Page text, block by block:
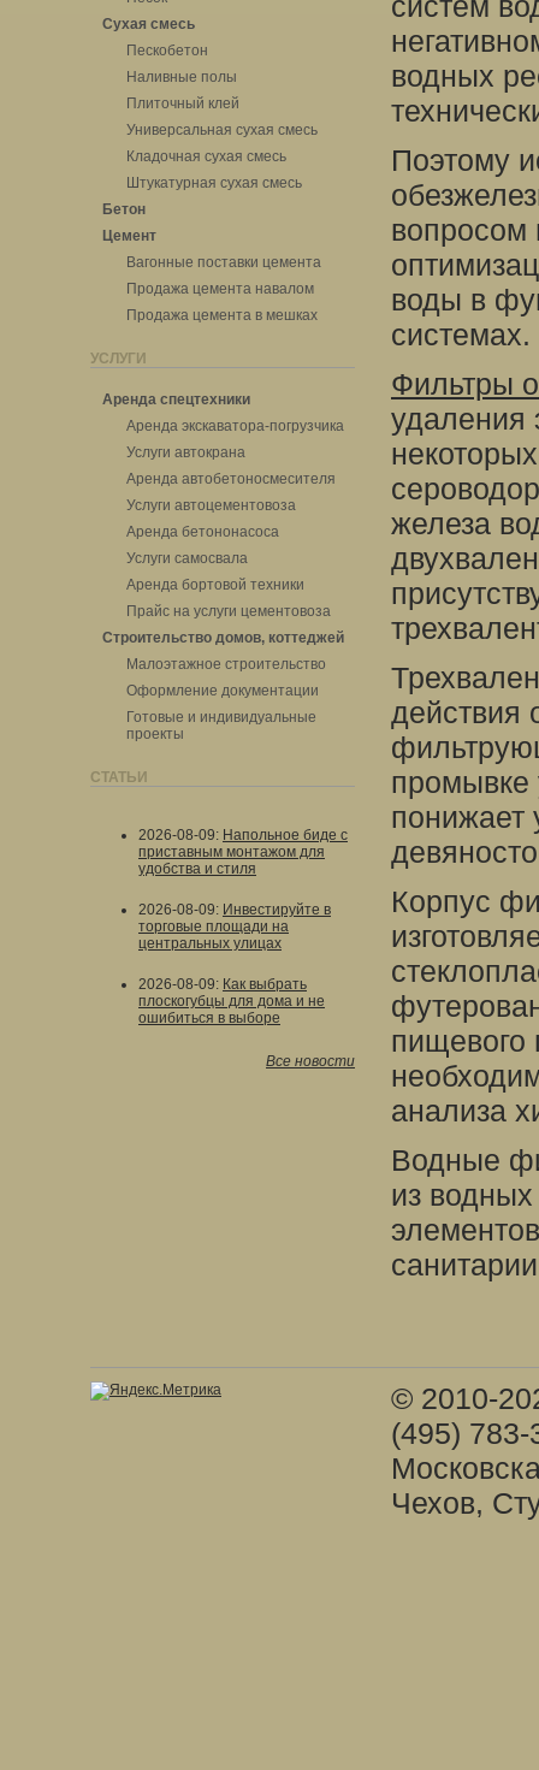
Сухая смесь
Пескобетон
Наливные полы
Плиточный клей
Универсальная сухая смесь
Кладочная сухая смесь
Штукатурная сухая смесь
Бетон
Цемент
Вагонные поставки цемента
Продажа цемента навалом
Продажа цемента в мешках
УСЛУГИ
Аренда спецтехники
Аренда экскаватора-погрузчика
Услуги автокрана
Аренда автобетоносмесителя
Услуги автоцементовоза
Аренда бетононасоса
Услуги самосвала
Аренда бортовой техники
Прайс на услуги цементовоза
Строительство домов, коттеджей
Малоэтажное строительство
Оформление документации
Готовые и индивидуальные
проекты
СТАТЬИ
2026-08-09: Напольное биде с
приставным монтажом для
удобства и стиля
2026-08-09: Инвестируйте в
торговые площади на
центральных улицах
2026-08-09: Как выбрать
плоскогубцы для дома и не
ошибиться в выборе
Все новости
водных
Поэтому
вопросом
воды в
системах.
Фильтры
удаления
железа
действия
промывке
понижает
Корпус
анализа
Водные
из
© 2010-
(495)
Чехов,